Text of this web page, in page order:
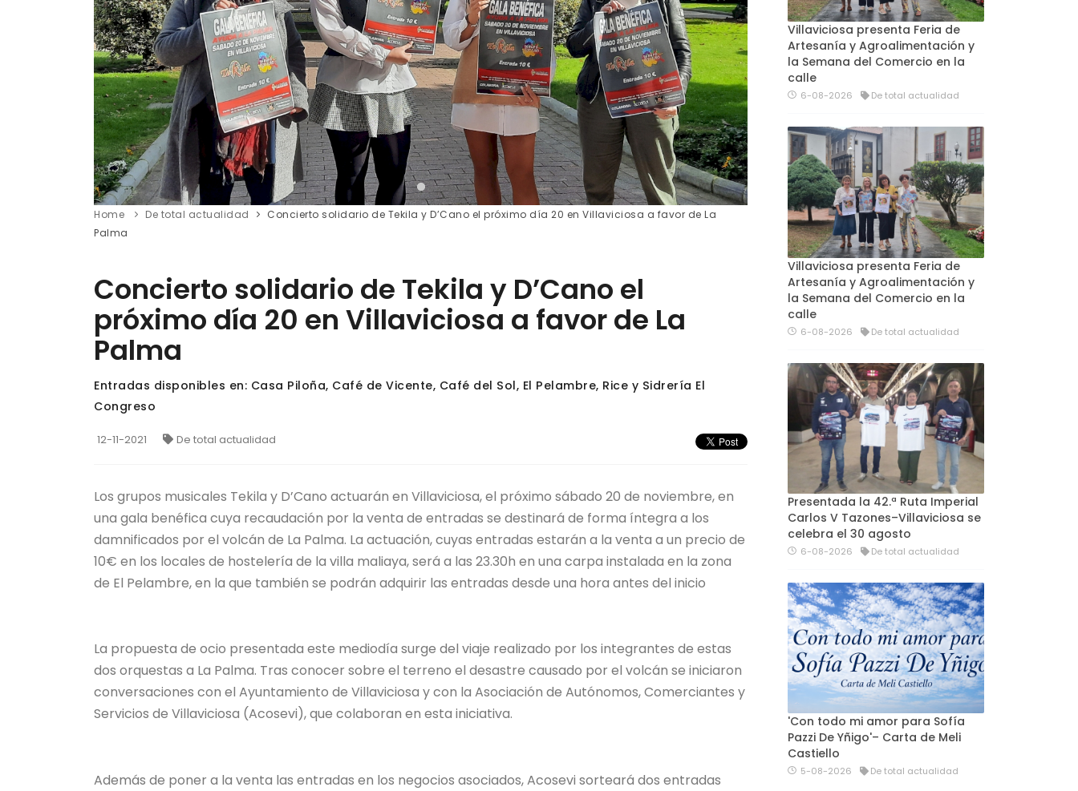
Home De total actualidad
Concierto solidario de Tekila y D’Cano el próximo día 20 en Villaviciosa a favor de La
Palma
Concierto solidario de Tekila y D’Cano el
próximo día 20 en Villaviciosa a favor de La
Palma
Entradas disponibles en: Casa Piloña, Café de Vicente, Café del Sol, El Pelambre, Rice y Sidrería El
Congreso
12-11-2021 De total actualidad
Los grupos musicales Tekila y D’Cano actuarán en Villaviciosa, el próximo sábado 20 de noviembre, en
una gala benéfica cuya recaudación por la venta de entradas se destinará de forma íntegra a los
damnificados por el volcán de La Palma. La actuación, cuyas entradas estarán a la venta a un precio de
10€ en los locales de hostelería de la villa maliaya, será a las 23.30h en una carpa instalada en la zona
de El Pelambre, en la que también se podrán adquirir las entradas desde una hora antes del inicio
La propuesta de ocio presentada este mediodía surge del viaje realizado por los integrantes de estas
dos orquestas a La Palma. Tras conocer sobre el terreno el desastre causado por el volcán se iniciaron
conversaciones con el Ayuntamiento de Villaviciosa y con la Asociación de Autónomos, Comerciantes y
Servicios de Villaviciosa (Acosevi), que colaboran en esta iniciativa.
Además de poner a la venta las entradas en los negocios asociados, Acosevi sorteará dos entradas
Villaviciosa presenta Feria de
Artesanía y Agroalimentación y
la Semana del Comercio en la
calle
6-08-2026 De total actualidad
Villaviciosa presenta Feria de
Artesanía y Agroalimentación y
la Semana del Comercio en la
calle
6-08-2026 De total actualidad
Presentada la 42.ª Ruta Imperial
Carlos V Tazones–Villaviciosa se
celebra el 30 agosto
6-08-2026 De total actualidad
'Con todo mi amor para Sofía
Pazzi De Yñigo'– Carta de Meli
Castiello
5-08-2026 De total actualidad